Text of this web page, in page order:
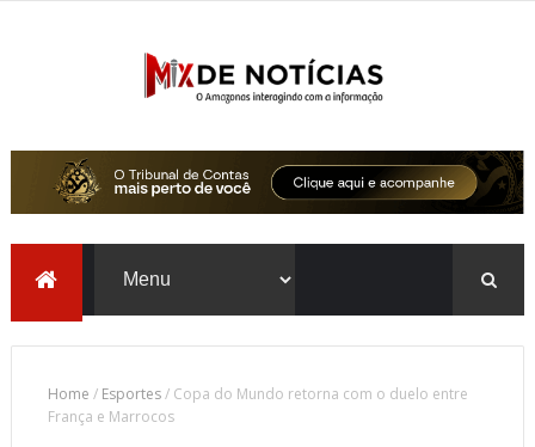
Home / Esportes/ Copa do Mundo retorna com o duelo entre
França e Marrocos